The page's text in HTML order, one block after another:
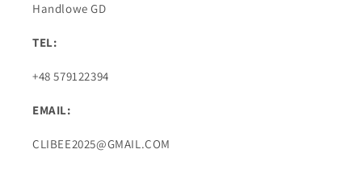
Handlowe GD
TEL:
+48 579122394
EMAIL:
CLIBEE2025@GMAIL.COM